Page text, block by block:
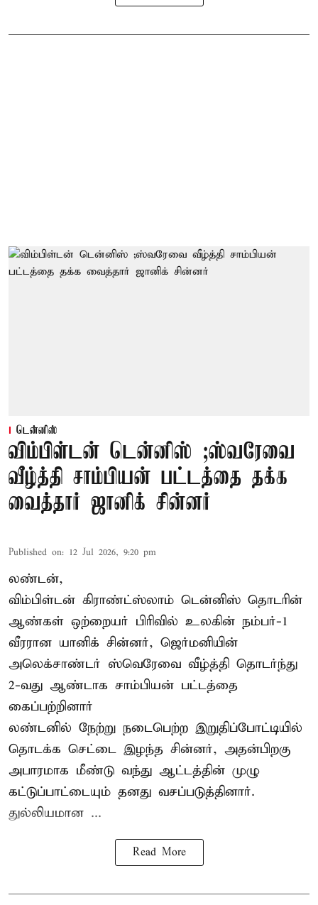
டென்னிஸ்
விம்பிள்டன் டென்னிஸ் ;ஸ்வரேவை
வீழ்த்தி சாம்பியன் பட்டத்தை தக்க
வைத்தார் ஜானிக் சின்னர்
Published on: 12 Jul 2026, 9:20 pm
லண்டன்,
விம்பிள்டன் கிராண்ட்ஸ்லாம் டென்னிஸ் தொடரின்
ஆண்கள் ஒற்றையர் பிரிவில் உலகின் நம்பர்-1
வீரரான யானிக் சின்னர், ஜெர்மனியின்
அலெக்சாண்டர் ஸ்வெரேவை வீழ்த்தி தொடர்ந்து
2-வது ஆண்டாக சாம்பியன் பட்டத்தை
கைப்பற்றினார்
லண்டனில் நேற்று நடைபெற்ற இறுதிப்போட்டியில்
தொடக்க செட்டை இழந்த சின்னர், அதன்பிறகு
அபாரமாக மீண்டு வந்து ஆட்டத்தின் முழு
கட்டுப்பாட்டையும் தனது வசப்படுத்தினார்.
துல்லியமான ...
Read More